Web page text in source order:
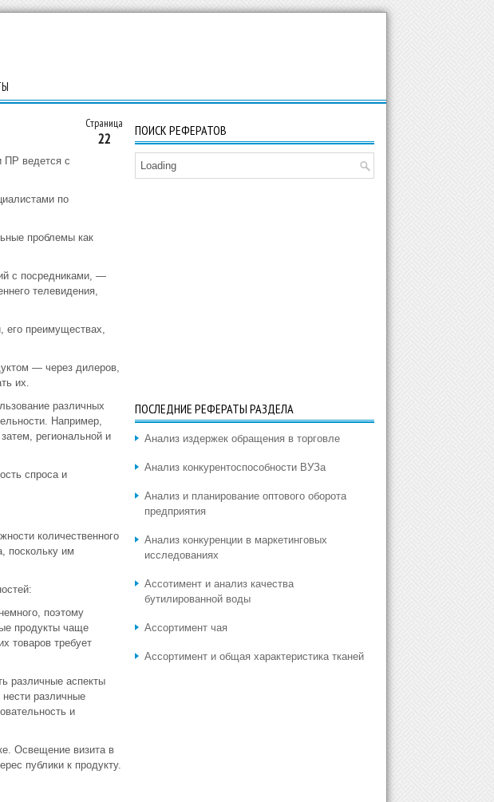
Страница
22
ПР ведется с
по
проблемы как
с посредниками, —
телевидения,
его преимуществах,
— через дилеров,
их.
различных
Например,
региональной и
спроса и
количественного
поскольку им
поэтому
продукты чаще
товаров требует
различные аспекты
различные
и
Освещение визита в
публики к продукту.
ПОИСК РЕФЕРАТОВ
Loading
ПОСЛЕДНИЕ РЕФЕРАТЫ РАЗДЕЛА
Анализ издержек обращения в торговле
Анализ конкурентоспособности ВУЗа
Анализ и планирование оптового оборота
предприятия
Анализ конкуренции в маркетинговых
исследованиях
Ассотимент и анализ качества
бутилированной воды
Ассортимент чая
Ассортимент и общая характеристика тканей